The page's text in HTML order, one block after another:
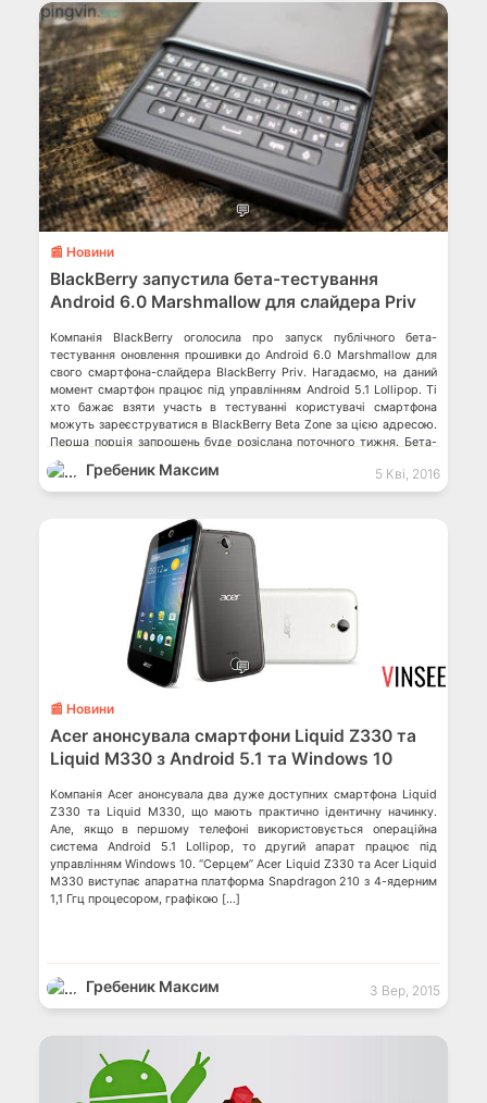
💬
📰 Новини
BlackBerry запустила бета-тестування
Android 6.0 Marshmallow для слайдера Priv
Компанія BlackBerry оголосила про запуск публічного бета-
тестування оновлення прошивки до Android 6.0 Marshmallow для
свого смартфона-слайдера BlackBerry Priv. Нагадаємо, на даний
момент смартфон працює під управлінням Android 5.1 Lollipop. Ті
хто бажає взяти участь в тестуванні користувачі смартфона
можуть зареєструватися в BlackBerry Beta Zone за цією адресою.
Перша порція запрошень буде розіслана поточного тижня. Бета-
тестування […]
Гребеник Максим 5 Кві, 2016
💬
📰 Новини
Acer анонсувала смартфони Liquid Z330 та
Liquid M330 з Android 5.1 та Windows 10
Компанія Acer анонсувала два дуже доступних смартфона Liquid
Z330 та Liquid M330, що мають практично ідентичну начинку.
Але, якщо в першому телефоні використовується операційна
система Android 5.1 Lollipop, то другий апарат працює під
управлінням Windows 10. “Серцем” Acer Liquid Z330 та Acer Liquid
M330 виступає апаратна платформа Snapdragon 210 з 4-ядерним
1,1 Ггц процесором, графікою […]
Гребеник Максим 3 Вер, 2015